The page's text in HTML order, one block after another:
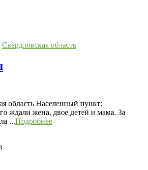
Свердловская область
область Населенный пункт:
ждали жена, двое детей и мама. За
...Подробнее